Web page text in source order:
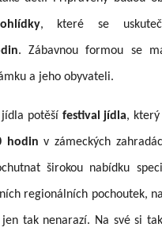
, které se
. Zábavnou formou se
a jeho obyvateli.
potěší festival jídla,
hodin v zámeckých
širokou nabídku
regionálních pochoutek,
tak nenarazí. Na své si